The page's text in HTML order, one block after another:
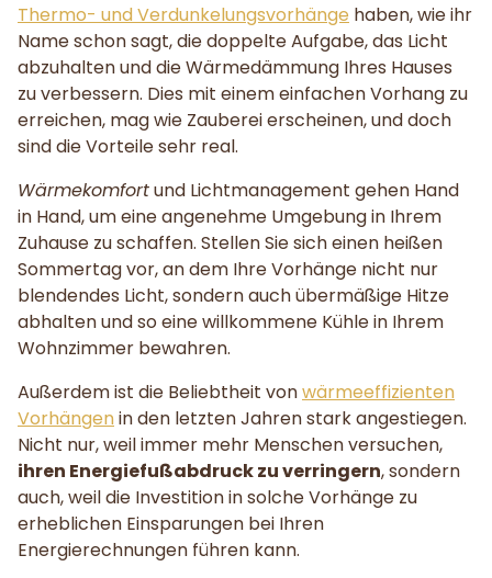
Thermo- und Verdunkelungsvorhänge haben, wie ihr
Name schon sagt, die doppelte Aufgabe, das Licht
abzuhalten und die Wärmedämmung Ihres Hauses
zu verbessern. Dies mit einem einfachen Vorhang zu
erreichen, mag wie Zauberei erscheinen, und doch
sind die Vorteile sehr real.
Wärmekomfortund Lichtmanagement gehen Hand
in Hand, um eine angenehme Umgebung in Ihrem
Zuhause zu schaffen. Stellen Sie sich einen heißen
Sommertag vor, an dem Ihre Vorhänge nicht nur
blendendes Licht, sondern auch übermäßige Hitze
abhalten und so eine willkommene Kühle in Ihrem
Wohnzimmer bewahren.
Außerdem ist die Beliebtheit vonwärmeeffizienten
Vorhängenin den letzten Jahren stark angestiegen.
Nicht nur, weil immer mehr Menschen versuchen,
ihren Energiefußabdruck zu verringern, sondern
auch, weil die Investition in solche Vorhänge zu
erheblichen Einsparungen bei Ihren
Energierechnungen führen kann.